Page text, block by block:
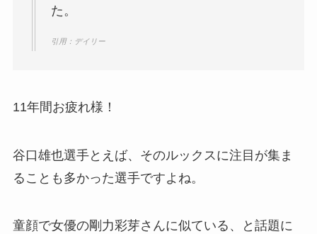
た。
引用：デイリー
11年間お疲れ様！
谷口雄也選手とえば、そのルックスに注目が集ま
ることも多かった選手ですよね。
童顔で女優の剛力彩芽さんに似ている、と話題に